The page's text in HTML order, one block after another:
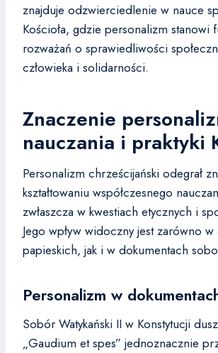
znajduje odzwierciedlenie w nauce
Kościoła, gdzie personalizm stanowi
rozważań o sprawiedliwości
człowieka i solidarności.
Znaczenie
nauczania i praktyki
Personalizm chrześcijański odegrał
kształtowaniu współczesnego
zwłaszcza w kwestiach etycznych i
Jego wpływ widoczny jest zarówno w
papieskich, jak i w dokumentach
Personalizm w
Sobór Watykański II w Konstytucji
„Gaudium et spes” jednoznacznie